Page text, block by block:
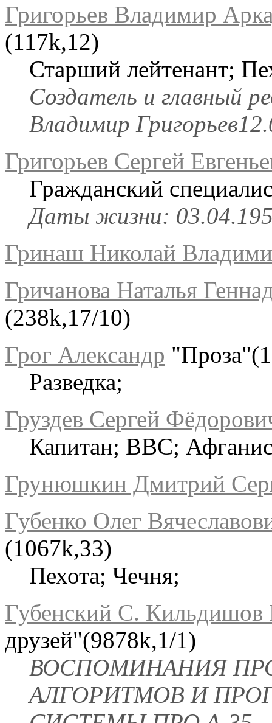
Григорьев Владимир
(117k,12)
Старший лейтенант;
Создатель и главный
Владимир
Григорьев Сергей
Гражданский
Даты жизни:
Гринаш Николай
Гричанова Наталья
(238k,17/10)
Грог Александр
Разведка;
Груздев Сергей
Капитан; ВВС;
Грунюшкин Дмитрий
Губенко Олег
(1067k,33)
Пехота; Чечня;
Губенский С. Кильдишов
друзей"(9878k,1/1)
ВОСПОМИНАНИЯ
АЛГОРИТМОВ И